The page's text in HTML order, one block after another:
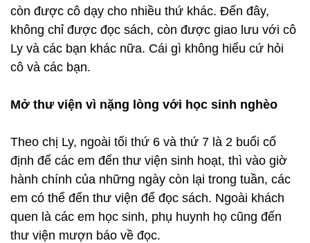
còn được cô dạy cho nhiều thứ khác. Đến đây,
không chỉ được đọc sách, còn được giao lưu với cô
Ly và các bạn khác nữa. Cái gì không hiểu cứ hỏi
cô và các bạn.
Mở thư viện vì nặng lòng với học sinh nghèo
Theo chị Ly, ngoài tối thứ 6 và thứ 7 là 2 buổi cố
định để các em đến thư viện sinh hoạt, thì vào giờ
hành chính của những ngày còn lại trong tuần, các
em có thể đến thư viện để đọc sách. Ngoài khách
quen là các em học sinh, phụ huynh họ cũng đến
thư viện mượn báo về đọc.